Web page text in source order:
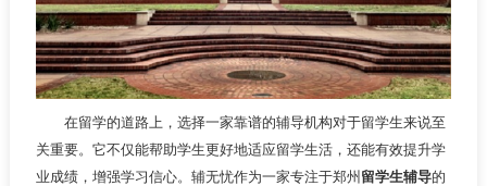
在留学的道路上，选择一家靠谱的辅导机构对于留学生来说至
关重要。它不仅能帮助学生更好地适应留学生活，还能有效提升学
业成绩，增强学习信心。辅无忧作为一家专注于郑州留学生辅导的